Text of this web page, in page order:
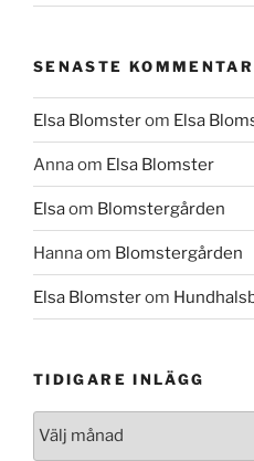
SENASTE
Elsa Blomsterom Elsa
Annaom Elsa Blomster
Elsaom Blomstergården
Hannaom Blomstergården
Elsa Blomsterom
TIDIGARE INLÄGG
Tidigare
inlägg